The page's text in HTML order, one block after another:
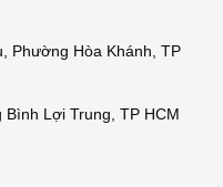
Phường Hòa Khánh, TP
Lợi Trung, TP HCM